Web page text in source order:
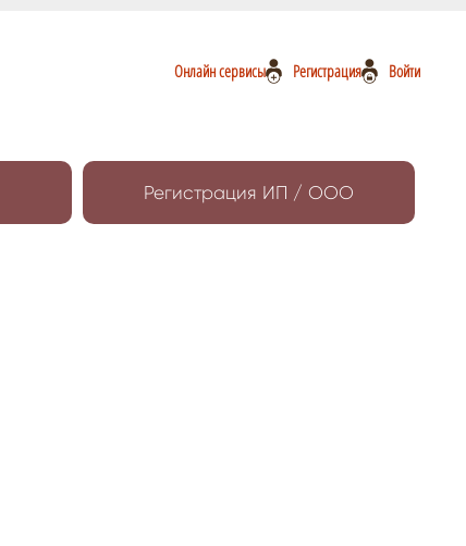
Онлайн сервисы Регистрация Войти
Регистрация ИП / ООО